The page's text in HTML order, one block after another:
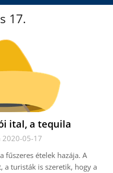
17.
ital, a tequila
2020-05-17
fűszeres ételek hazája. A
a turisták is szeretik, hogy a